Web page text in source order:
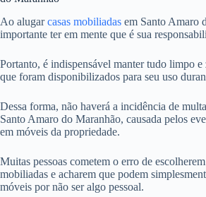
Ao alugarcasas mobiliadas em Santo Amaro
importante ter em mente que é sua
Portanto, é indispensável manter tudo limpo e
que foram disponibilizados para seu uso
Dessa forma, não haverá a incidência de
Santo Amaro do Maranhão, causada pelos
em móveis da propriedade.
Muitas pessoas cometem o erro de
mobiliadas e acharem que podem
móveis por não ser algo pessoal.